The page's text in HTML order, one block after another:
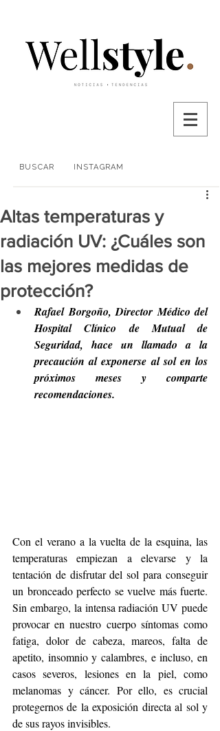
BUSCAR INSTAGRAM
Altas temperaturas y
radiación UV: ¿Cuáles son
las mejores medidas de
protección?
Rafael Borgoño, Director Médico del
Hospital Clínico de Mutual de
Seguridad, hace un llamado a la
precaución al exponerse al sol en los
próximos meses y comparte
recomendaciones.
Con el verano a la vuelta de la esquina, las
temperaturas empiezan a elevarse y la
tentación de disfrutar del sol para conseguir
un bronceado perfecto se vuelve más fuerte.
Sin embargo, la intensa radiación UV puede
provocar en nuestro cuerpo síntomas como
fatiga, dolor de cabeza, mareos, falta de
apetito, insomnio y calambres, e incluso, en
casos severos, lesiones en la piel, como
melanomas y cáncer. Por ello, es crucial
protegernos de la exposición directa al sol y
de sus rayos invisibles.